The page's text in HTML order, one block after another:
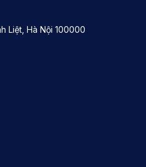
yêu của mình từ những
cùng những họa tiết ngộ
có chất lượng
Liệt, Hà Nội 100000